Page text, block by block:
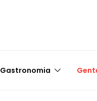
Gastronomia